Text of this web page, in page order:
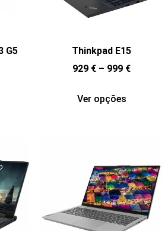
G5
Thinkpad E15
929 € – 999 €
Ver opções